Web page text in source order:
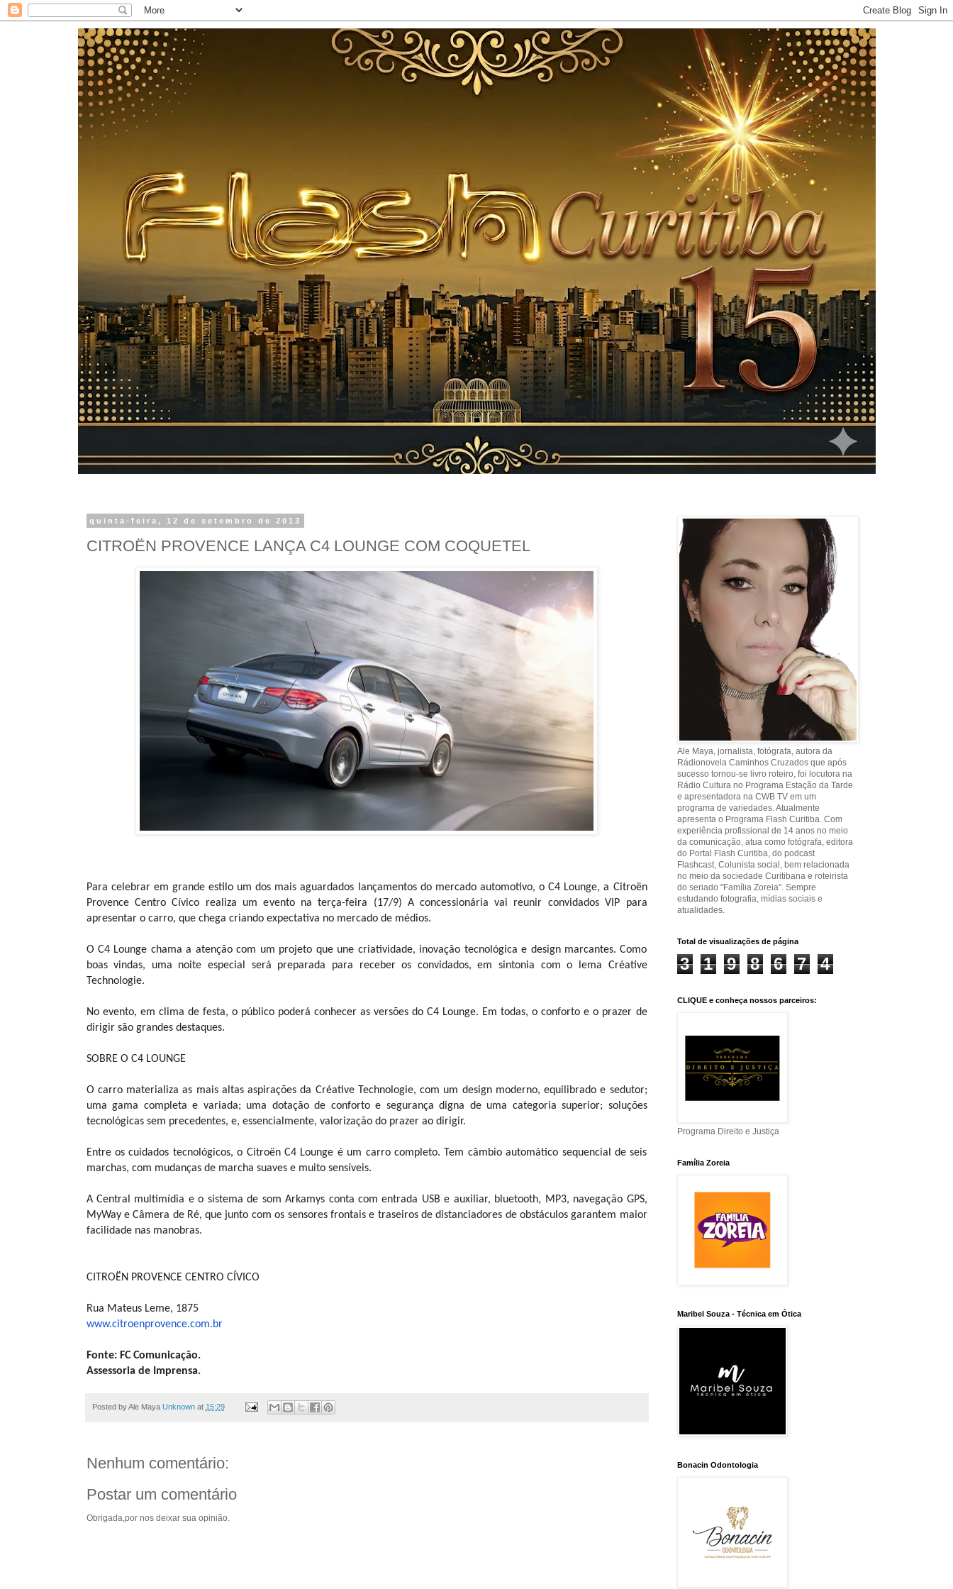
quinta-feira, 12 de setembro de 2013
CITROËN PROVENCE LANÇA C4 LOUNGE COM COQUETEL
Para celebrar em grande estilo um dos mais aguardados lançamentos do mercado automotivo, o C4 Lounge, a Citroën
Provence Centro Cívico realiza um evento na terça-feira (17/9) A concessionária vai reunir convidados VIP para
apresentar o carro, que chega criando expectativa no mercado de médios.
O C4 Lounge chama a atenção com um projeto que une criatividade, inovação tecnológica e design marcantes. Como
boas vindas, uma noite especial será preparada para receber os convidados, em sintonia com o lema Créative
Technologie.
No evento, em clima de festa, o público poderá conhecer as versões do C4 Lounge. Em todas, o conforto e o prazer de
dirigir são grandes destaques.
SOBRE O C4 LOUNGE
O carro materializa as mais altas aspirações da Créative Technologie, com um design moderno, equilibrado e sedutor;
uma gama completa e variada; uma dotação de conforto e segurança digna de uma categoria superior; soluções
tecnológicas sem precedentes, e, essencialmente, valorização do prazer ao dirigir.
Entre os cuidados tecnológicos, o Citroën C4 Lounge é um carro completo. Tem câmbio automático sequencial de seis
marchas, com mudanças de marcha suaves e muito sensíveis.
A Central multimídia e o sistema de som Arkamys conta com entrada USB e auxiliar, bluetooth, MP3, navegação GPS,
MyWay e Câmera de Ré, que junto com os sensores frontais e traseiros de distanciadores de obstáculos garantem maior
facilidade nas manobras.
CITROËN PROVENCE CENTRO CÍVICO
Rua Mateus Leme, 1875
www.citroenprovence.com.br
Fonte: FC Comunicação.
Assessoria de Imprensa.
Posted by Ale Maya Unknown at 15:29
Nenhum comentário:
Postar um comentário
Obrigada,por nos deixar sua opinião.
Ale Maya, jornalista, fotógrafa, autora da
Rádionovela Caminhos Cruzados que após
sucesso tornou-se livro roteiro, foi locutora na
Rádio Cultura no Programa Estação da Tarde
e apresentadora na CWB TV em um
programa de variedades. Atualmente
apresenta o Programa Flash Curitiba. Com
experiência profissional de 14 anos no meio
da comunicação, atua como fotógrafa, editora
do Portal Flash Curitiba, do podcast
Flashcast, Colunista social, bem relacionada
no meio da sociedade Curitibana e roteirista
do seriado "Família Zoreia". Sempre
estudando fotografia, mídias sociais e
atualidades.
Total de visualizações de página
3 1 9 8 6 7 4
CLIQUE e conheça nossos parceiros:
Programa Direito e Justiça
Família Zoreia
Maribel Souza - Técnica em Ótica
Bonacin Odontologia